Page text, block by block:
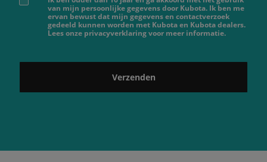
van mijn persoonlijke gegevens door Kubota. Ik ben me
ervan bewust dat mijn gegevens en contactverzoek
gedeeld kunnen worden met Kubota en Kubota dealers.
Lees onze privacyverklaring voor meer informatie.
Verzenden